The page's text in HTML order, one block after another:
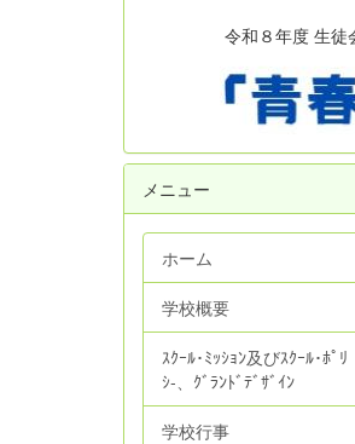
令和８年度 生徒
メニュー
ホーム
学校概要
ｽｸｰﾙ･ﾐｯｼｮﾝ及びｽｸｰﾙ･ﾎﾟﾘ
ｼ‐、ｸﾞﾗﾝﾄﾞﾃﾞｻﾞｲﾝ
学校行事